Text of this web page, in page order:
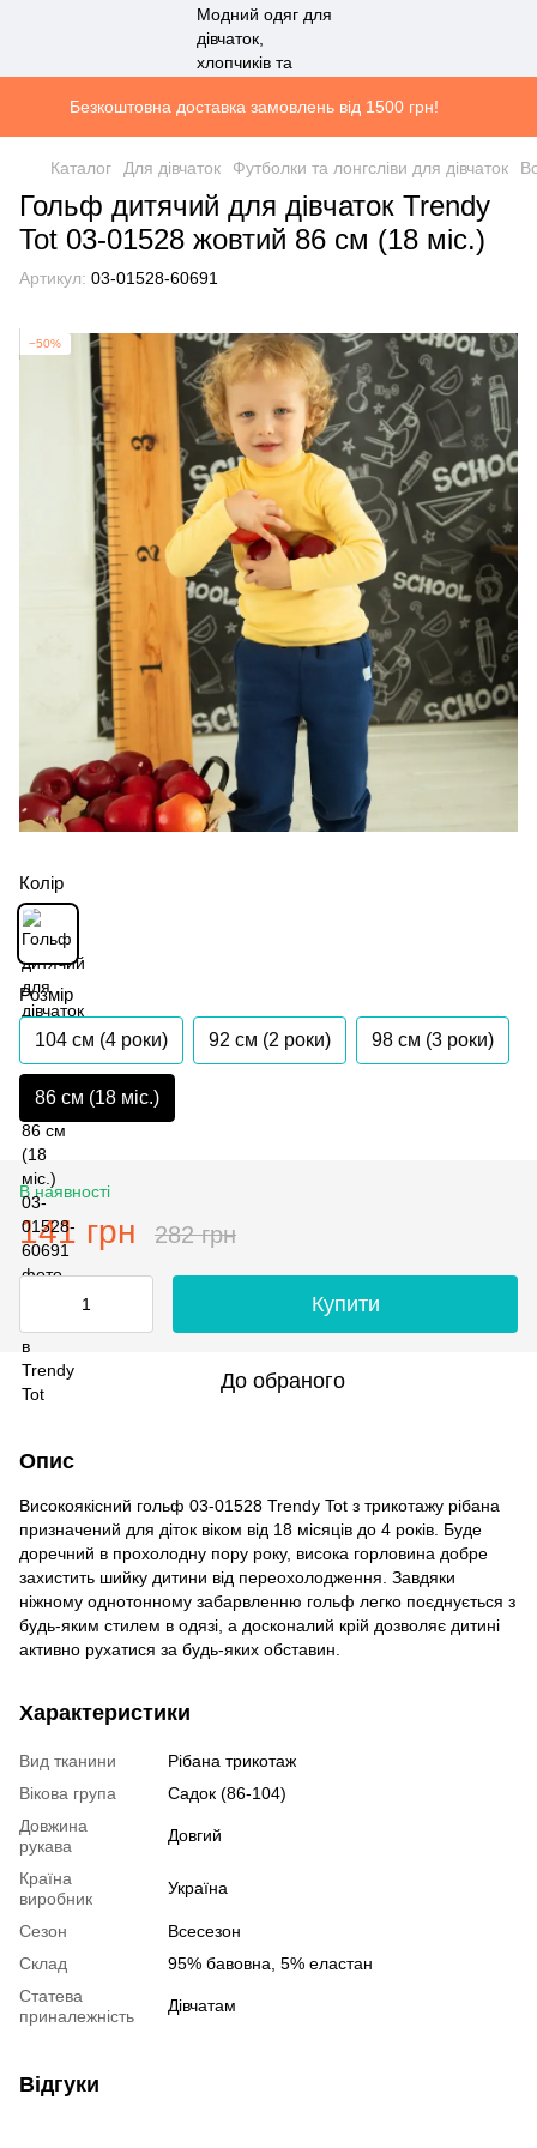
Безкоштовна доставка замовлень від 1500 грн!
Каталог Для дівчаток Футболки та лонгсліви для дівчаток
Гольф дитячий для дівчаток Trendy
Tot 03-01528 жовтий 86 см (18 мiс.)
Артикул: 03-01528-60691
−50%
Колір
Розмір
104 см (4 роки) 92 см (2 роки) 98 см (3 роки)
86 см (18 мiс.)
В наявності
141 грн 282 грн
Купити
До обраного
Опис
Високоякісний гольф 03-01528 Trendy Tot з трикотажу рібана
призначений для діток віком від 18 місяців до 4 років. Буде
доречний в прохолодну пору року, висока горловина добре
захистить шийку дитини від переохолодження. Завдяки
ніжному однотонному забарвленню гольф легко поєднується з
будь-яким стилем в одязі, а досконалий крій дозволяє дитині
активно рухатися за будь-яких обставин.
Характеристики
Вид тканини
Рібана трикотаж
Вікова група
Садок (86-104)
Довжина
рукава
Довгий
Країна
виробник
Україна
Сезон
Всесезон
Склад
95% бавовна, 5% еластан
Статева
приналежність
Дівчатам
Відгуки